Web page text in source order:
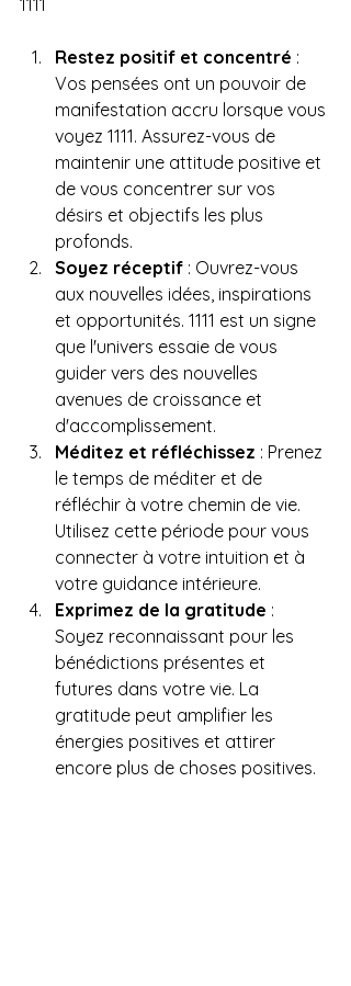
Restez positif et concentré :
Vos pensées ont un pouvoir de
manifestation accru lorsque vous
voyez 1111. Assurez-vous de
maintenir une attitude positive et
de vous concentrer sur vos
désirs et objectifs les plus
profonds.
Soyez réceptif : Ouvrez-vous
aux nouvelles idées, inspirations
et opportunités. 1111 est un signe
que l'univers essaie de vous
guider vers des nouvelles
avenues de croissance et
d'accomplissement.
Méditez et réfléchissez : Prenez
le temps de méditer et de
réfléchir à votre chemin de vie.
Utilisez cette période pour vous
connecter à votre intuition et à
votre guidance intérieure.
Exprimez de la gratitude :
Soyez reconnaissant pour les
bénédictions présentes et
futures dans votre vie. La
gratitude peut amplifier les
énergies positives et attirer
encore plus de choses positives.